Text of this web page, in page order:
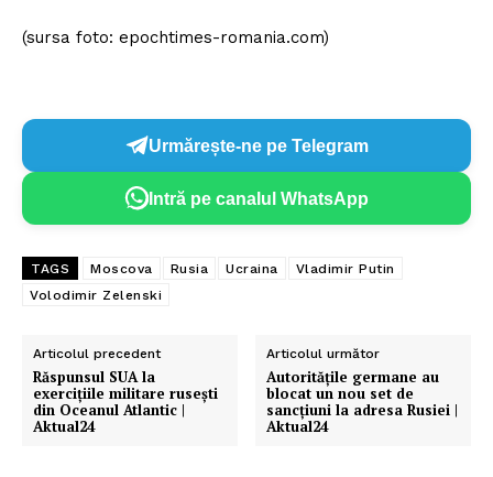
(sursa foto: epochtimes-romania.com)
Urmărește-ne pe Telegram
Intră pe canalul WhatsApp
TAGS Moscova Rusia Ucraina
Vladimir Putin
Volodimir Zelenski
Articolul precedent
Răspunsul SUA la
exercițiile militare rusești
din Oceanul Atlantic |
Aktual24
Articolul următor
Autoritățile germane au
blocat un nou set de
sancțiuni la adresa Rusiei |
Aktual24